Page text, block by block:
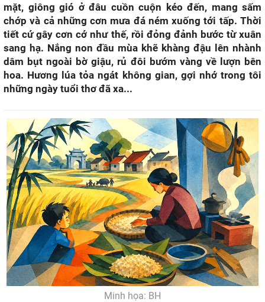
mặt, giông gió ở đâu cuồn cuộn kéo đến, mang sấm
chớp và cả những cơn mưa đá ném xuống tới tấp. Thời
tiết cứ gây cơn cớ như thế, rồi đỏng đảnh bước từ xuân
sang hạ. Nắng non đầu mùa khẽ khàng đậu lên nhành
dâm bụt ngoài bờ giậu, rủ đôi bướm vàng về lượn bên
hoa. Hương lúa tỏa ngát không gian, gợi nhớ trong tôi
những ngày tuổi thơ đã xa...
Minh họa: BH